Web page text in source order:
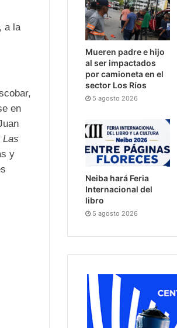
a la
en
Las
y
Mueren padre e hijo
al ser impactados
por camioneta en el
sector Los Ríos
5 agosto 2026
Neiba hará Feria
Internacional del
libro
5 agosto 2026